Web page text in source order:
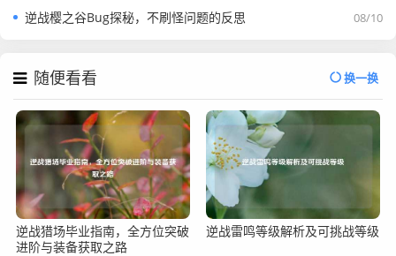
08/10
逆战樱之谷Bug探秘，不刷怪问题的反思
随便看看 换一换
逆战猎场毕业指南，全方位突破
进阶与装备获取之路
逆战雷鸣等级解析及可挑战等级